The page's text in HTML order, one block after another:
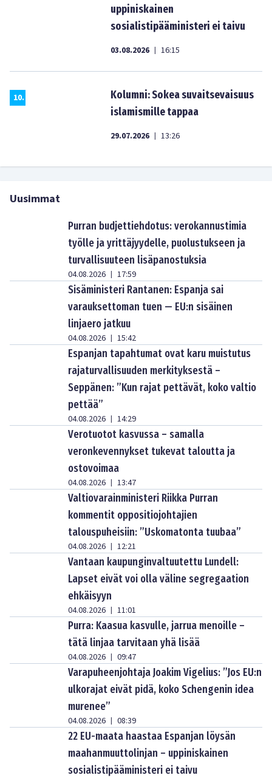
uppiniskainen
sosialistipääministeri ei taivu
03.08.2026 | 16:15
10.
Kolumni: Sokea suvaitsevaisuus
islamismille tappaa
29.07.2026 | 13:26
Uusimmat
Purran budjettiehdotus: verokannustimia
työlle ja yrittäjyydelle, puolustukseen ja
turvallisuuteen lisäpanostuksia
04.08.2026 | 17:59
Sisäministeri Rantanen: Espanja sai
varauksettoman tuen — EU:n sisäinen
linjaero jatkuu
04.08.2026 | 15:42
Espanjan tapahtumat ovat karu muistutus
rajaturvallisuuden merkityksestä –
Seppänen: ”Kun rajat pettävät, koko valtio
pettää”
04.08.2026 | 14:29
Verotuotot kasvussa – samalla
veronkevennykset tukevat taloutta ja
ostovoimaa
04.08.2026 | 13:47
Valtiovarainministeri Riikka Purran
kommentit oppositiojohtajien
talouspuheisiin: ”Uskomatonta tuubaa”
04.08.2026 | 12:21
Vantaan kaupunginvaltuutettu Lundell:
Lapset eivät voi olla väline segregaation
ehkäisyyn
04.08.2026 | 11:01
Purra: Kaasua kasvulle, jarrua menoille –
tätä linjaa tarvitaan yhä lisää
04.08.2026 | 09:47
Varapuheenjohtaja Joakim Vigelius: ”Jos EU:n
ulkorajat eivät pidä, koko Schengenin idea
murenee”
04.08.2026 | 08:39
22 EU-maata haastaa Espanjan löysän
maahanmuuttolinjan – uppiniskainen
sosialistipääministeri ei taivu